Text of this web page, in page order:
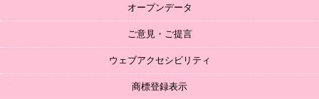
オープンデータ
ご意見・ご提言
ウェブアクセシビリティ
商標登録表示